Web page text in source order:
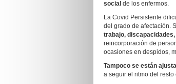
social de los enfermos.
La Covid Persistente
del grado de afectación.
trabajo,
reincorporación de
ocasiones en despidos,
Tampoco se están
a seguir el ritmo del